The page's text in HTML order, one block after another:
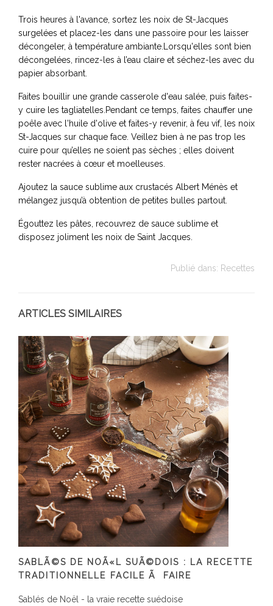
Trois heures à l'avance, sortez les noix de St-Jacques
surgelées et placez-les dans une passoire pour les laisser
décongeler, à température ambiante.Lorsqu'elles sont bien
décongelées, rincez-les à l’eau claire et séchez-les avec du
papier absorbant.
Faites bouillir une grande casserole d'eau salée, puis faites-
y cuire les tagliatelles.Pendant ce temps, faites chauffer une
poêle avec l'huile d'olive et faites-y revenir, à feu vif, les noix
St-Jacques sur chaque face. Veillez bien à ne pas trop les
cuire pour qu’elles ne soient pas sèches ; elles doivent
rester nacrées à cœur et moelleuses.
Ajoutez la sauce sublime aux crustacés Albert Ménès et
mélangez jusqu’à obtention de petites bulles partout.
Égouttez les pâtes, recouvrez de sauce sublime et
disposez joliment les noix de Saint Jacques.
Publié dans: Recettes
ARTICLES SIMILAIRES
SABLÃ©S DE NOÃ«L SUÃ©DOIS : LA RECETTE
TRADITIONNELLE FACILE Ã FAIRE
Sablés de Noël - la vraie recette suédoise